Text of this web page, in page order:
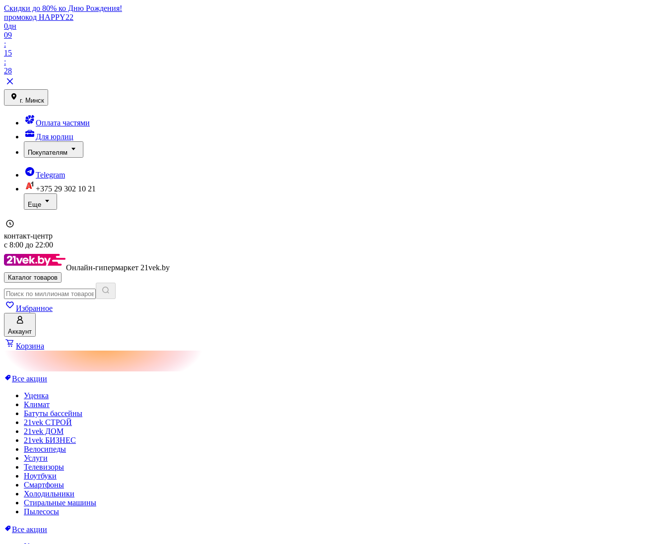
Скидки до 80% ко Дню Рождения!
промокод HAPPY22
0дн
09
:
15
:
28
г. Минск
Оплата частями
Для юрлиц
Покупателям
Telegram
+375 29 302 10 21
Еще
контакт-центр
с 8:00 до 22:00
Онлайн-гипермаркет 21vek.by
Каталог товаров
Избранное
Аккаунт
Корзина
Все акции
Уценка
Климат
Батуты бассейны
21vek СТРОЙ
21vek ДОМ
21vek БИЗНЕС
Велосипеды
Услуги
Телевизоры
Ноутбуки
Смартфоны
Холодильники
Стиральные машины
Пылесосы
Все акции